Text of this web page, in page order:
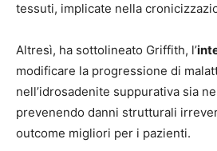
tessuti, implicate nella
Altresì, ha sottolineato Griffith, l’
modificare la progressione di
nell’idrosadenite suppurativa sia
prevenendo danni strutturali
outcome migliori per i pazienti.